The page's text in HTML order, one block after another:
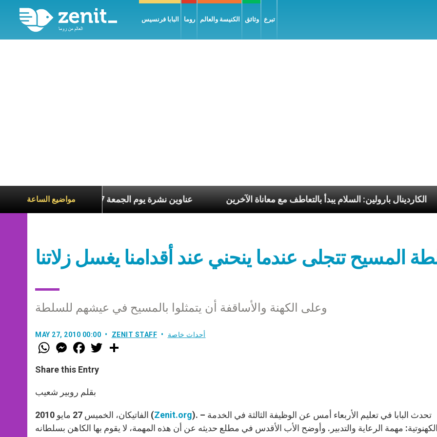
البابا فرنسيس روما الكنيسة والعالم وثائق تبرع
مواضيع الساعةعناوين نشرة يوم الجمعة 7 آب 2026: السلام يُبنى بصبر يومًا بعد يوم الكاردينال بارولين: السلام يبدأ بالتعاطف مع معاناة الآخرين
المسيح تتجلى عندما ينحني عند أقدامنا يغسل زلاتنا
وعلى الكهنة والأساقفة أن يتمثلوا بالمسيح في عيشهم للسلطة
MAY 27, 2010 00:00 ZENIT STAFF أحداث خاصة
W
h
t
s
p
p
M
e
s
e
g
e
F
a
e
b
o
k
w
Share this Entry
بقلم روبير شعيب
الفاتيكان، الخميس 27 مايو 2010 (Zenit.org). – تحدث البابا في تعليم الأربعاء أمس عن الوظيفة الثالثة في الخدمة
الكهنوتية: مهمة الرعاية والتدبير. وأوضح الأب الأقدس في مطلع حديثه عن أن هذه المهمة، لا يقوم بها الكاهن بسلطانه